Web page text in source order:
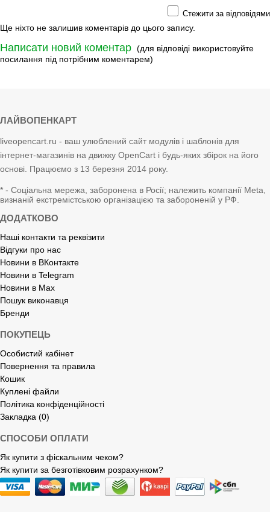
Стежити за відповідями
Ще ніхто не залишив коментарів до цього запису.
Написати новий коментар (для відповіді використовуйте
посилання під потрібним коментарем)
ЛАЙВОПЕНКАРТ
liveopencart.ru - ваш улюблений сайт модулів і шаблонів для
інтернет-магазинів на движку OpenCart і будь-яких збірок на його
основі. Працюємо з 13 березня 2014 року.
* - Соціальна мережа, заборонена в Росії; належить компанії Meta,
визнаній екстремістською організацією та забороненій у РФ.
ДОДАТКОВО
Наші контакти та реквізити
Відгуки про нас
Новини в ВКонтакте
Новини в Telegram
Новини в Max
Пошук виконавця
Бренди
ПОКУПЕЦЬ
Особистий кабінет
Повернення та правила
Кошик
Куплені файли
Політика конфіденційності
Закладка (0)
СПОСОБИ ОПЛАТИ
Як купити з фіскальним чеком?
Як купити за безготівковим розрахунком?